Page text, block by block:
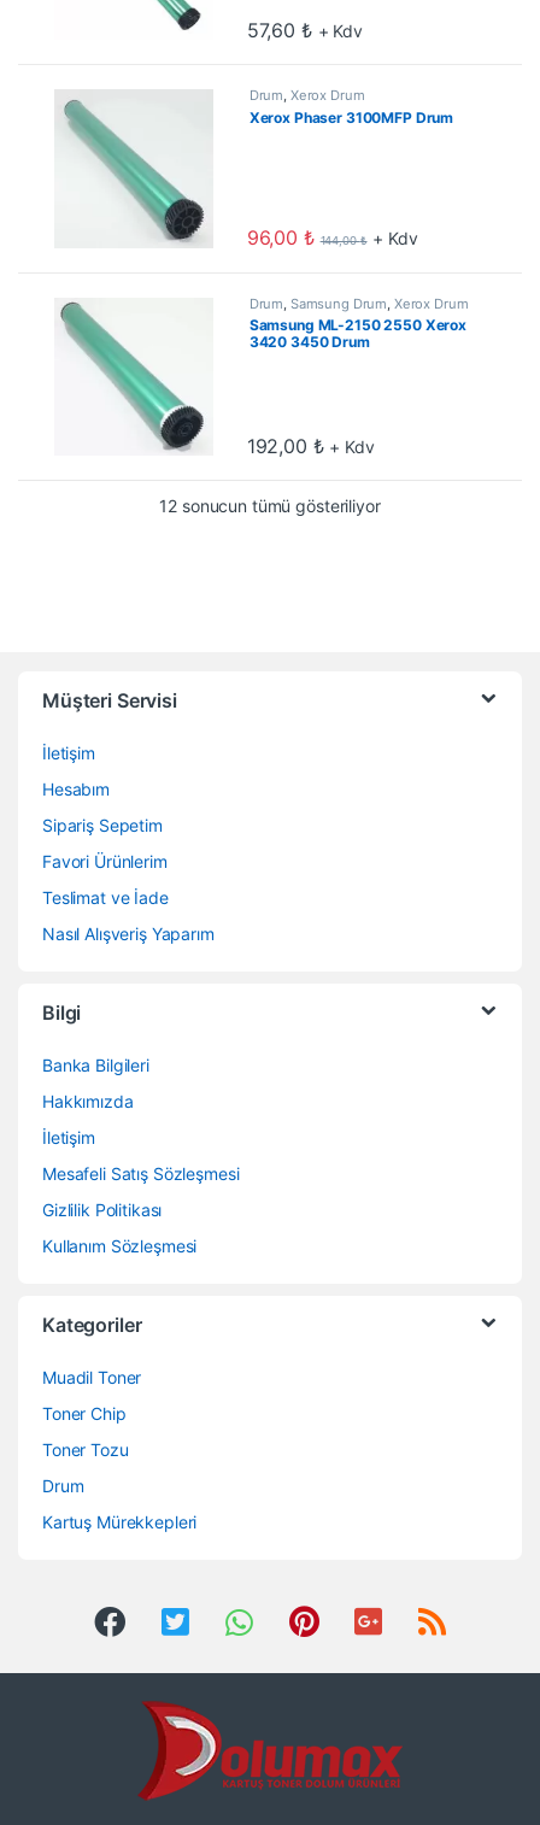
57,60 ₺ + Kdv
Drum, Xerox Drum
Xerox Phaser 3100MFP Drum
96,00 ₺ 144,00₺ + Kdv
Drum Samsung Drum Xerox Drum
Samsung ML-2150 2550 Xerox
3420 3450 Drum
192,00 ₺ + Kdv
12 sonucun tümü gösteriliyorEn çok oy alana göre
Müşteri Servisi
İletişim
Hesabım
Sipariş Sepetim
Favori Ürünlerim
Teslimat ve İade
Nasıl Alışveriş Yaparım
Bilgi
Banka Bilgileri
Hakkımızda
İletişim
Mesafeli Satış Sözleşmesi
Gizlilik Politikası
Kullanım Sözleşmesi
Kategoriler
Muadil Toner
Toner Chip
Toner Tozu
Drum
Kartuş Mürekkepleri